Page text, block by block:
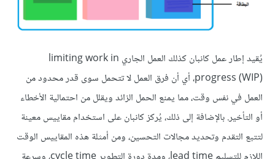
يُقيد إطار عمل كانبان كذلك العمل الجاري limiting work in
progress (WIP)، أي أن فرق العمل لا تتحمل سوى قدر محدود من
العمل في نفس وقت، مما يمنع الحمل الزائد ويقلل من احتمالية الأخطاء
أو التأخير. بالإضافة إلى ذلك، يُركز كانبان على استخدام مقاييس معينة
لتتبع التقدم وتحديد مجالات التحسين، ومن أمثلة هذه المقاييس الوقت